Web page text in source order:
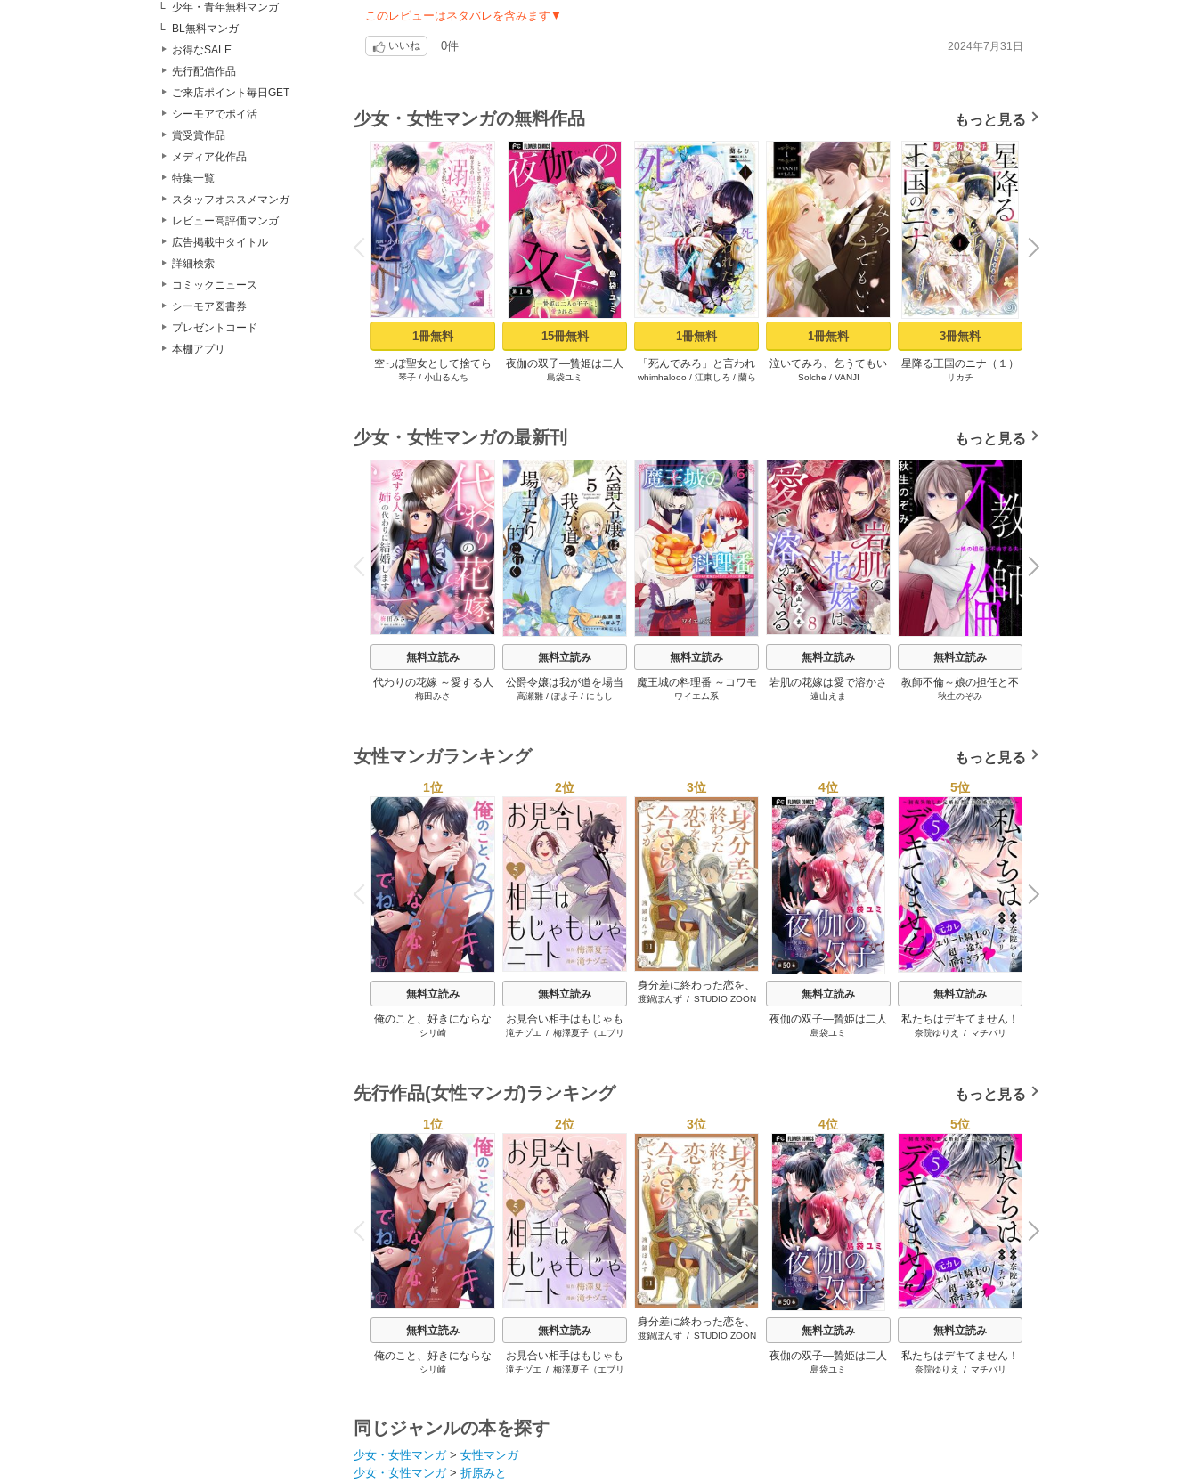
少年・青年無料マンガ
BL無料マンガ
お得なSALE
先行配信作品
ご来店ポイント毎日GET
シーモアでポイ活
賞受賞作品
メディア化作品
特集一覧
スタッフオススメマンガ
レビュー高評価マンガ
広告掲載中タイトル
詳細検索
コミックニュース
シーモア図書券
プレゼントコード
本棚アプリ
このレビューはネタバレを含みます▼
いいね 0件 2024年7月31日
少女・女性マンガの無料作品 もっと見る
P
r
e
v
i
o
u
s
1冊無料
空っぽ聖女として捨てら
れたはずが、嫁ぎ先の皇
限定版】
琴子/ 小山るんち
15冊無料
夜伽の双子―贄姫は二人
の王子に愛される―【マ
島袋ユミ
1冊無料
「死んでみろ」と言われ
たので死にました。 1
whimhalooo / 江東しろ / 蘭ら
1冊無料
泣いてみろ、乞うてもい
い １
Solche / VANJI
3冊無料
星降る王国のニナ（１）
リカチ
N
e
x
t
少女・女性マンガの最新刊 もっと見る
P
r
e
v
i
o
u
s
無料立読み
代わりの花嫁 ～愛する人
と、姉の代わりに結婚し
梅田みさ
無料立読み
公爵令嬢は我が道を場当
たり的に行く 5巻
高瀬雛 / ぽよ子 / にもし
無料立読み
魔王城の料理番 ～コワモ
テ魔族ばかりだけど、ホ
ワイエム系
無料立読み
岩肌の花嫁は愛で溶かさ
れる 8巻
遠山えま
無料立読み
教師不倫～娘の担任と不
倫する夫～ 6巻
秋生のぞみ
N
e
x
t
女性マンガランキング もっと見る
P
r
e
v
i
o
u
s
1位
無料立読み
俺のこと、好きにならな
いでね。
シリ崎
2位
無料立読み
お見合い相手はもじゃも
じゃニート
滝チヅエ/ 梅澤夏子（エブリ
3位
身分差に終わった恋を、
今さらですが。
渡鍋ぽんず/ STUDIO ZOON
4位
無料立読み
夜伽の双子―贄姫は二人
の王子に愛される―【マ
島袋ユミ
5位
無料立読み
私たちはデキてません！
～初夜失敗した元婚約者
奈院ゆりえ / マチバリ
N
e
x
t
先行作品(女性マンガ)ランキング もっと見る
P
r
e
v
i
o
u
s
1位
無料立読み
俺のこと、好きにならな
いでね。
シリ崎
2位
無料立読み
お見合い相手はもじゃも
じゃニート
滝チヅエ / 梅澤夏子（エブリ
3位
身分差に終わった恋を、
今さらですが。
渡鍋ぽんず/ STUDIO ZOON
4位
無料立読み
夜伽の双子―贄姫は二人
の王子に愛される―【マ
島袋ユミ
5位
無料立読み
私たちはデキてません！
～初夜失敗した元婚約者
奈院ゆりえ / マチバリ
N
e
x
t
同じジャンルの本を探す
少女・女性マンガ> 女性マンガ
少女・女性マンガ> 折原みと